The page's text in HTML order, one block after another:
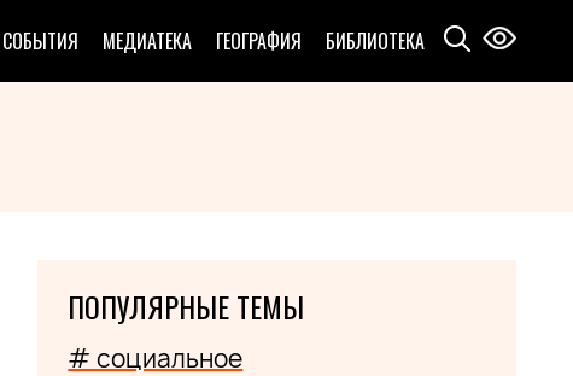
СОБЫТИЯ МЕДИАТЕКА ГЕОГРАФИЯ БИБЛИОТЕКА
ПОПУЛЯРНЫЕ ТЕМЫ
# социальное